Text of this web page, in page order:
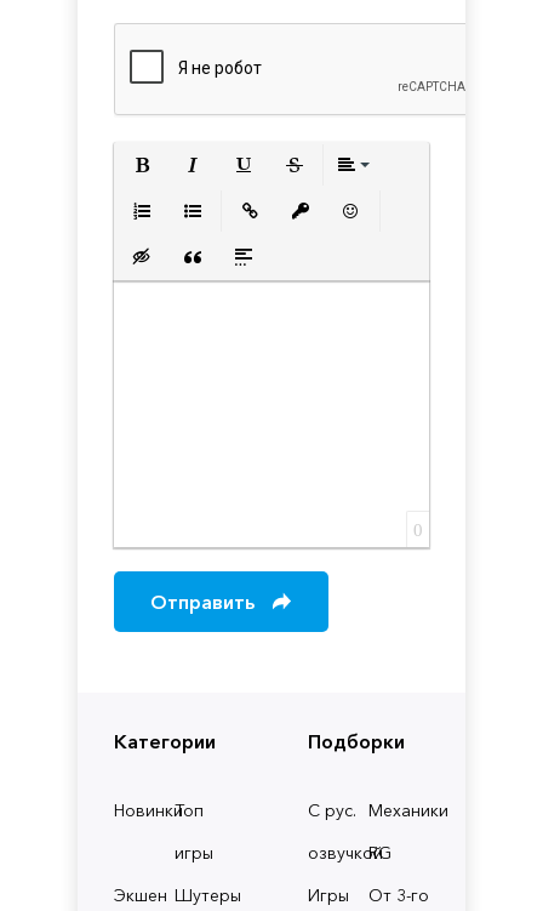
Категории
НовинкиТоп
игры
Экшен Шутеры
Подборки
С рус.
озвучкой
Механики
RG
Игры
От 3-го
Вставка скрытого текста
Вставка цитаты
Вставка спойлера
0
Отправить